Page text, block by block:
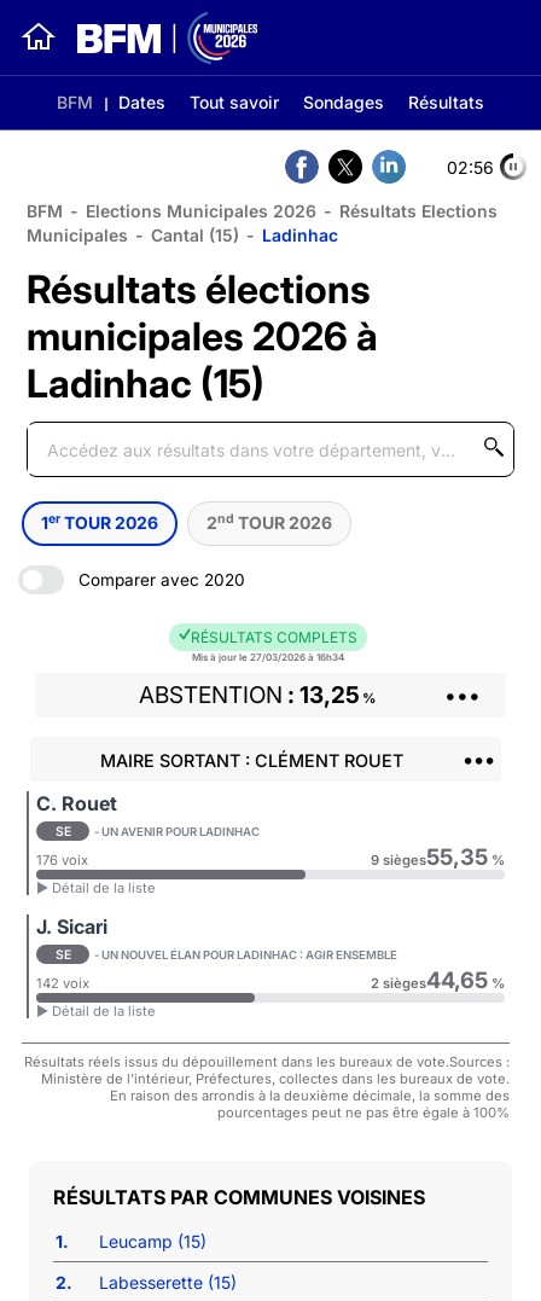
BFM Dates Tout savoir Sondages Résultats
02:56
BFM - Elections Municipales 2026 - Résultats Elections
Municipales - Cantal (15) - Ladinhac
Résultats élections
municipales 2026 à
Ladinhac (15)
1er TOUR 2026 2nd TOUR 2026
Comparer avec 2020
RÉSULTATS COMPLETS
Mis à jour le 27/03/2026 à 16h34
ABSTENTION 13,25 % •••
MAIRE SORTANT : CLÉMENT ROUET •••
C. Rouet
SE - UN AVENIR POUR LADINHAC
176 voix 9 sièges55,35%
► Détail de la liste
J. Sicari
SE - UN NOUVEL ÉLAN POUR LADINHAC : AGIR ENSEMBLE
142 voix 2 sièges44,65%
► Détail de la liste
Résultats réels issus du dépouillement dans les bureaux de vote.Sources :
Ministère de l'intérieur, Préfectures, collectes dans les bureaux de vote.
En raison des arrondis à la deuxième décimale, la somme des
pourcentages peut ne pas être égale à 100%
COMMUNES VOISINES
1.
Leucamp (15)
2.
Labesserette (15)